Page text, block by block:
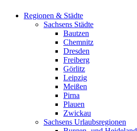
Regionen & Städte
Sachsens Städte
Bautzen
Chemnitz
Dresden
Freiberg
Görlitz
Leipzig
Meißen
Pirna
Plauen
Zwickau
Sachsens Urlaubsregionen